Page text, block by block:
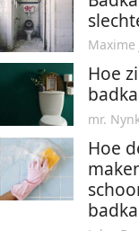
Maxime
Hoe
mr.
Hoe